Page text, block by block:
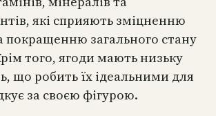
які сприяють зміцненню
покращенню загального стану
того, ягоди мають низьку
що робить їх ідеальними для
за своєю фігурою.